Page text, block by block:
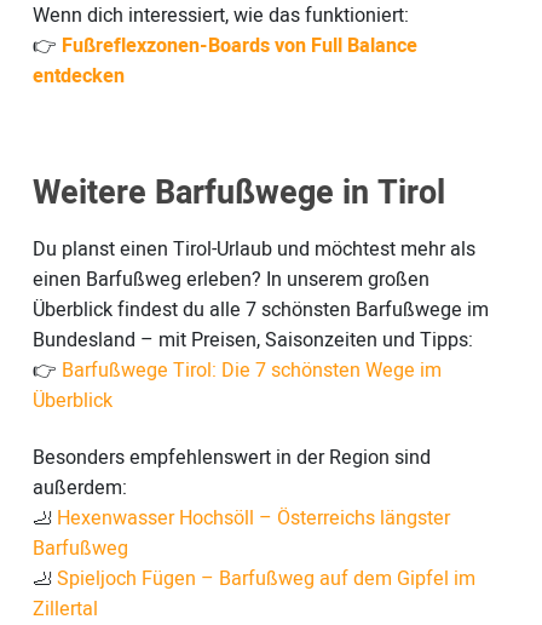
Wenn dich interessiert, wie das funktioniert:
👉 Fußreflexzonen-Boards von Full Balance
entdecken
Weitere Barfußwege in Tirol
Du planst einen Tirol-Urlaub und möchtest mehr als
einen Barfußweg erleben? In unserem großen
Überblick findest du alle 7 schönsten Barfußwege im
Bundesland – mit Preisen, Saisonzeiten und Tipps:
👉 Barfußwege Tirol: Die 7 schönsten Wege im
Überblick
Besonders empfehlenswert in der Region sind
außerdem:
🦶 Hexenwasser Hochsöll – Österreichs längster
Barfußweg
🦶 Spieljoch Fügen – Barfußweg auf dem Gipfel im
Zillertal